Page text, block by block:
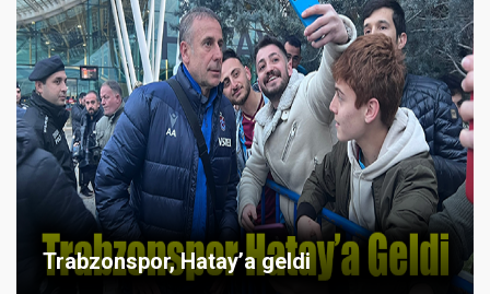
Trabzonspor, Hatay’a geldi